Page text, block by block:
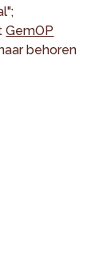
GemOP
behoren